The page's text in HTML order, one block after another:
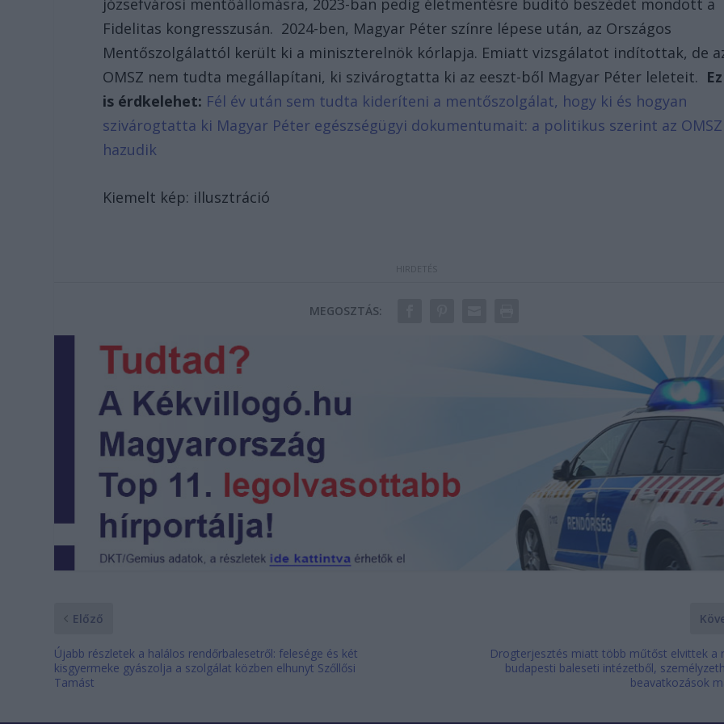
Fidelitas kongresszusán. 2024-ben, Magyar Péter színre lépese után, az Országos
Mentőszolgálattól került ki a miniszterelnök kórlapja. Emiatt vizsgálatot indítottak, de
OMSZ nem tudta megállapítani, ki szivárogtatta ki az eeszt-ből Magyar Péter leleteit. Ez
is érdkelehet: Fél év után sem tudta kideríteni a mentőszolgálat, hogy ki és hogyan
szivárogtatta ki Magyar Péter egészségügyi dokumentumait: a politikus szerint az OMSZ
hazudik
Kiemelt kép: illusztráció
MEGOSZTÁS:
Előző
Újabb részletek a halálos rendőrbalesetről: felesége és két
kisgyermeke gyászolja a szolgálat közben elhunyt Szőllősi
Tamást
Drogterjesztés miatt több műtőst elvittek a
budapesti baleseti intézetből,
beavatkozások